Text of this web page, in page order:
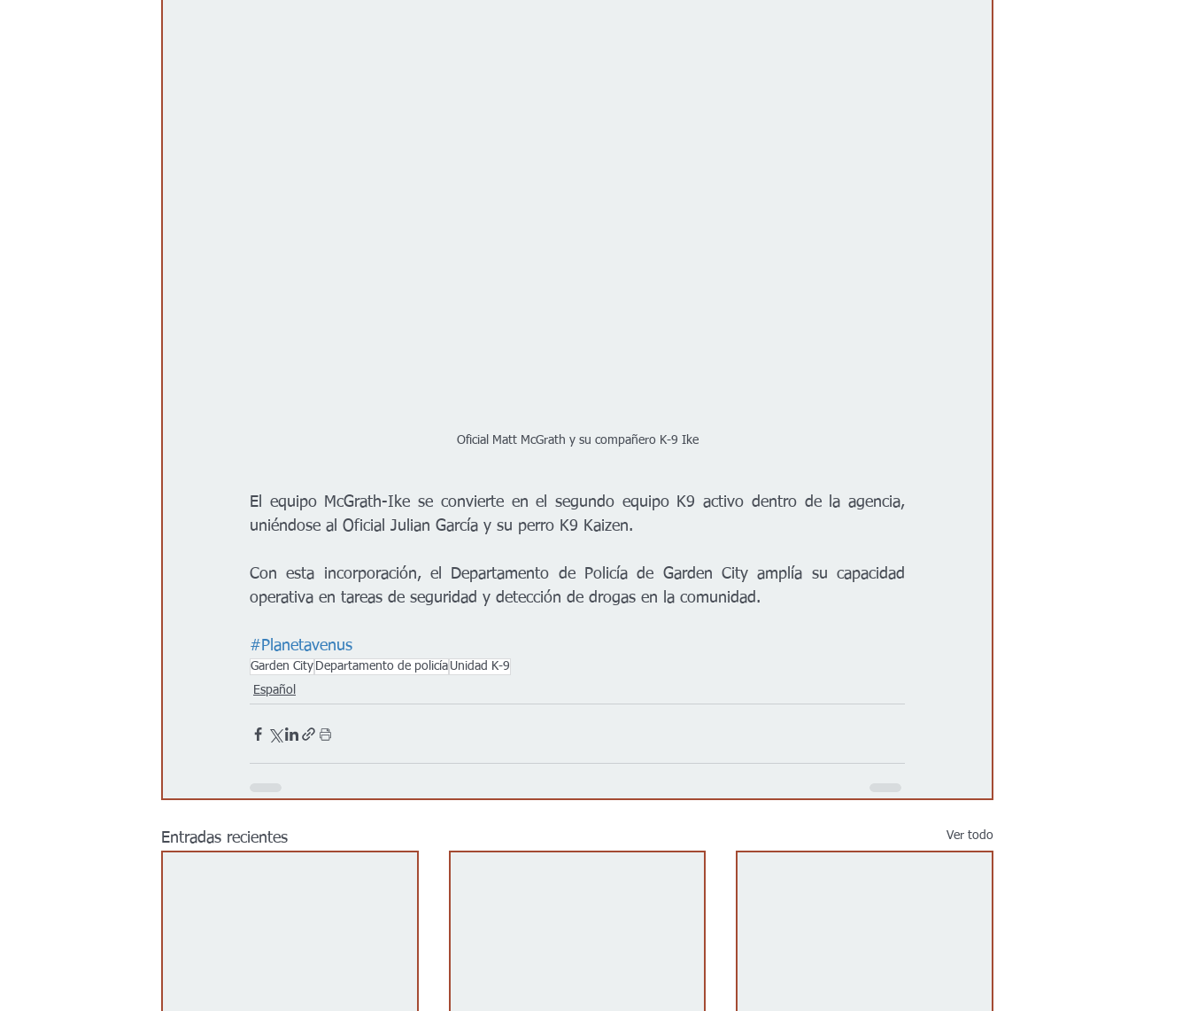
Oficial Matt McGrath y su compañero K-9 Ike
El equipo McGrath-Ike se convierte en el segundo equipo K9 activo dentro de la agencia,
uniéndose al Oficial Julian García y su perro K9 Kaizen.
Con esta incorporación, el Departamento de Policía de Garden City amplía su capacidad
operativa en tareas de seguridad y detección de drogas en la comunidad.
#Planetavenus
Garden City Departamento de policía Unidad K-9
Español
Entradas recientes Ver todo